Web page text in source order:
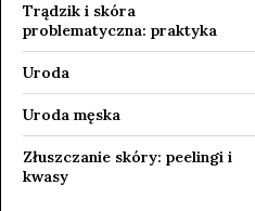
Trądzik i skóra
problematyczna: praktyka
Uroda
Uroda męska
Złuszczanie skóry: peelingi i
kwasy